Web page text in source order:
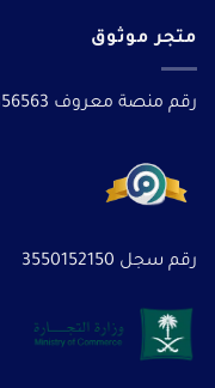
متجر موثوق
رقم منصة معروف 356563
رقم سجل 3550152150